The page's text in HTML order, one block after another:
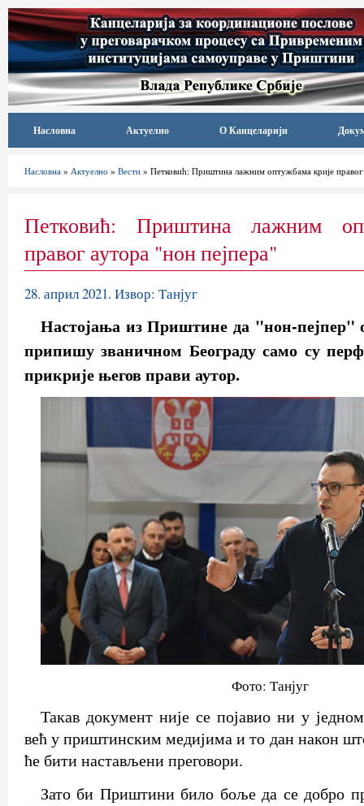
Насловна Актуелно О Канцеларији
Насловна » Актуелно » Вести » Петковић: Приштина лажним оптужбама крије
Петковић: Приштина лажним
правог аутора "нон пејпера"
28. април 2021. Извор: Танјуг
Настојања из Приштине да "нон-пејпер"
припишу званичном Београду само су
прикрије његов прави аутор.
Фото: Танјуг
Такав документ није се појавио ни у
већ у приштинским медијима и то дан након
ће бити настављени преговори.
Зато би Приштини било боље да се добро